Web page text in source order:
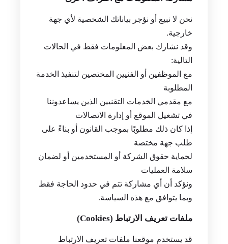
نحن لا نبيع أو نؤجر بياناتك الشخصية لأي جهة
خارجية.
وقد نشارك بعض المعلومات فقط في الحالات
التالية:
مع الموظفين أو الفنيين المختصين لتنفيذ الخدمة
المطلوبة
مع مقدمي الخدمات التقنيين الذين يساعدوننا
في تشغيل الموقع أو إدارة الاتصالات
إذا كان ذلك مطلوبًا بموجب القانون أو بناءً على
طلب جهة مختصة
لحماية حقوق الشركة أو المستخدمين أو لضمان
سلامة العمليات
ونؤكد أن أي مشاركة تتم في حدود الحاجة فقط
وبما يتوافق مع هذه السياسة.
ملفات تعريف الارتباط (Cookies)
قد يستخدم موقعنا ملفات تعريف الارتباط